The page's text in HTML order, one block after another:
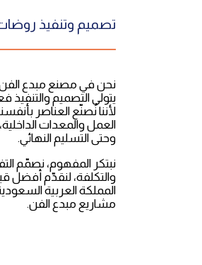
تصميم وتنفيذ
نحن في مصنع مبدع
يتولى التصميم والتنفيذ
لأننا نُصنّع العناصر
العمل والمعدات
وحتى التسليم النهائي.
نبتكر المفهوم، نصمّم
والتكلفة، لنقدّم أفضل
المملكة العربية
مشاريع مبدع الفن.